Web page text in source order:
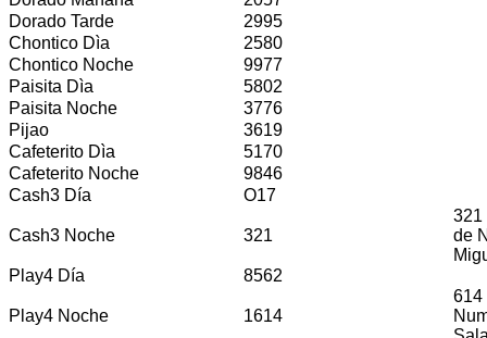
Dorado Tarde
2995
Chontico Dìa
2580
Chontico Noche
9977
Paisita Dìa
5802
Paisita Noche
3776
Pijao
3619
Cafeterito Dìa
5170
Cafeterito Noche
9846
Cash3 Día
O17
Cash3 Noche 321
321
de
Play4 Día
8562
Play4 Noche 1614
614